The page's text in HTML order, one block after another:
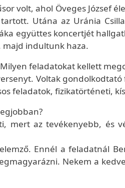
volt, ahol Öveges József
Utána az Uránia
együttes koncertjét
indultunk haza.
feladatokat kellett
Voltak
feladatok, fizikatörténeti,
mert az tevékenyebb, és
Ennél a feladatnál
Nekem a